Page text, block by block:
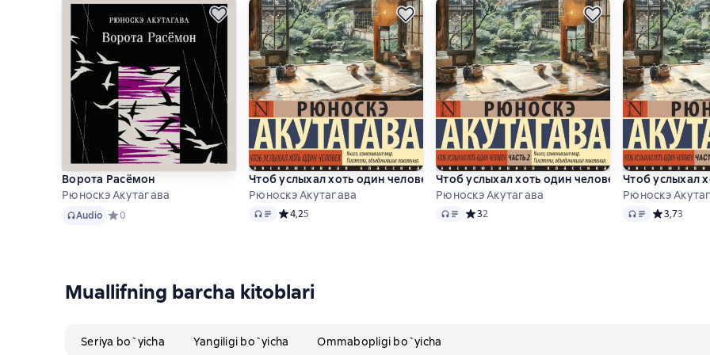
Ворота Расёмон
Рюноскэ Акутагава
AudioAudio Средний рейтинг 0 на основе 0 оценок
0
Чтоб услыхал хоть один человек
Рюноскэ Акутагава
Audio Средний рейтинг 4,2 на основе 5 оценок
4,25
Чтоб услыхал хоть один человек. Часть 2
Рюноскэ Акутагава
Audio Средний рейтинг 3 на основе 2 оценок
32
Чтоб услыхал
Рюноскэ
Audio Средний
3,73
Muallifning barcha kitoblari
Seriya bo`yicha Yangiligi bo`yicha Ommabopligi bo`yicha